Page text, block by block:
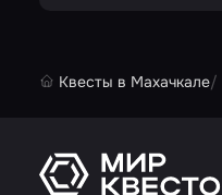
Квесты в Махачкале